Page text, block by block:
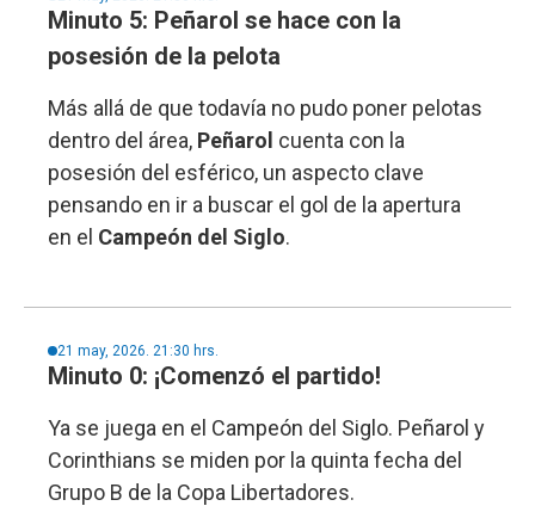
Minuto 5: Peñarol se hace con la
posesión de la pelota
Más allá de que todavía no pudo poner pelotas
dentro del área, Peñarol cuenta con la
posesión del esférico, un aspecto clave
pensando en ir a buscar el gol de la apertura
en el Campeón del Siglo.
21 may, 2026. 21:30 hrs.
Minuto 0: ¡Comenzó el partido!
Ya se juega en el Campeón del Siglo. Peñarol y
Corinthians se miden por la quinta fecha del
Grupo B de la Copa Libertadores.